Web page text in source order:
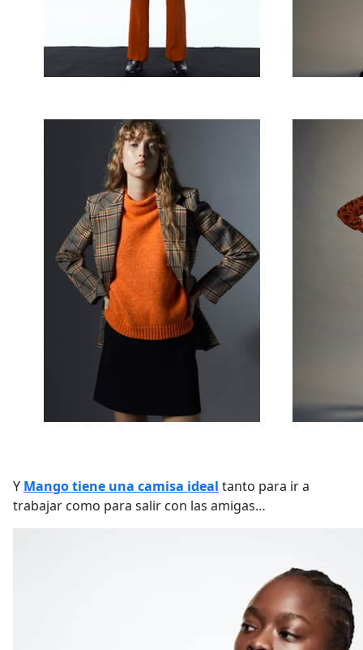
Y Mango tiene una camisa ideal tanto para ir a
trabajar como para salir con las amigas…